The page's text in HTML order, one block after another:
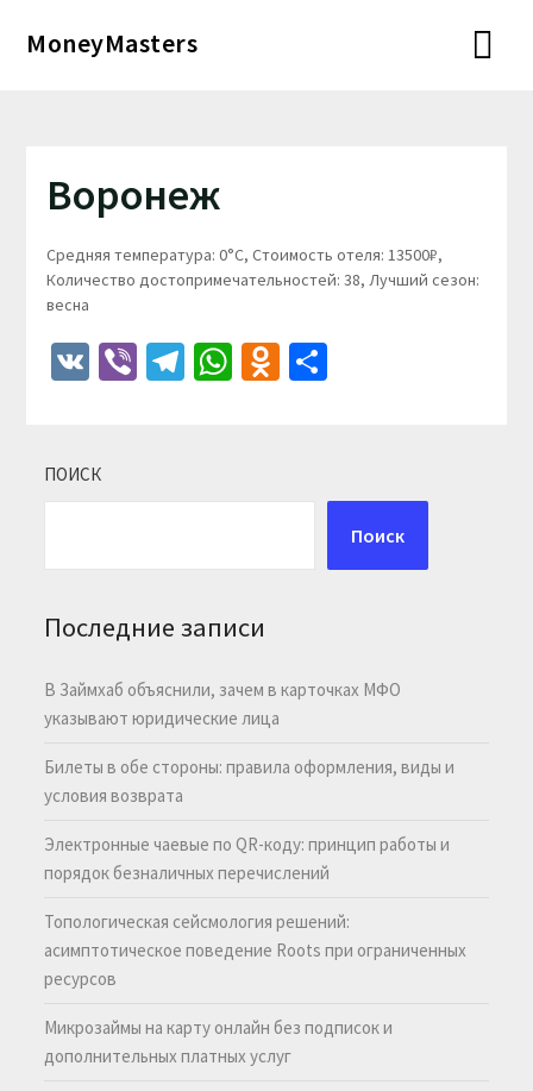
MoneyMasters
Воронеж
Средняя температура: 0°C, Стоимость отеля: 13500₽,
Количество достопримечательностей: 38, Лучший сезон:
весна
VKViberTelegram
WhatsApp
Odnoklassniki
Отправить
ПОИСК
Поиск
Последние записи
В Займхаб объяснили, зачем в карточках МФО
указывают юридические лица
Билеты в обе стороны: правила оформления, виды и
условия возврата
Электронные чаевые по QR-коду: принцип работы и
порядок безналичных перечислений
Топологическая сейсмология решений:
асимптотическое поведение Roots при ограниченных
ресурсов
Микрозаймы на карту онлайн без подписок и
дополнительных платных услуг